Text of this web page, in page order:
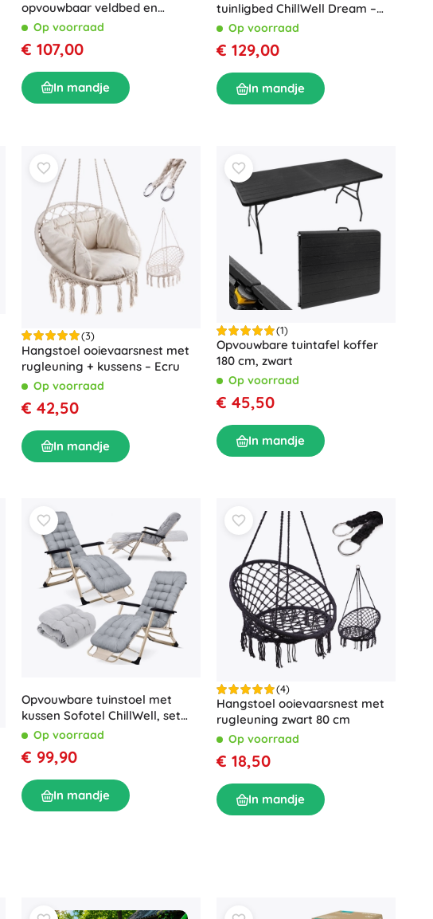
opvouwbaar veldbed en
tuinzonneligstoel met matras,
Op voorraad
€ 107,00
In mandje
tuinligbed ChillWell Dream –
grijsOp voorraad
€ 129,00
In mandje
(3)
Hangstoel ooievaarsnest met
rugleuning + kussens – Ecru
Op voorraad
€ 42,50
In mandje
(1)
Opvouwbare tuintafel koffer
180 cm, zwart
Op voorraad
€ 45,50
In mandje
Opvouwbare tuinstoel met
kussen Sofotel ChillWell, set
van 2 stuks, lichtgrijs
Op voorraad
€ 99,90
In mandje
(4)
Hangstoel ooievaarsnest met
rugleuning zwart 80 cm
Op voorraad
€ 18,50
In mandje